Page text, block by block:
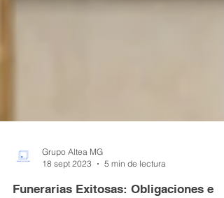
18 sept 2023
5 min de lectura